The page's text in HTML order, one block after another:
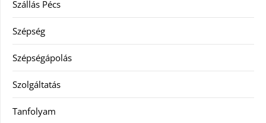
Szállás Pécs
Szépség
Szépségápolás
Szolgáltatás
Tanfolyam